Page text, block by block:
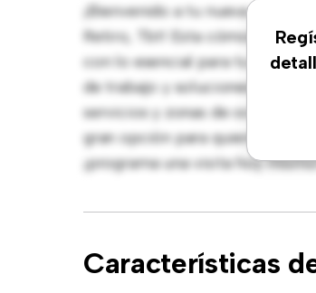
¡Bienvenido a tu nueva
Retiro, Tbt! Esta cómoda
con lo esencial para tu
de trabajo y soluciones de
servicios y zonas de ocio
gran opción para quienes
¡programa una visita hoy
Características